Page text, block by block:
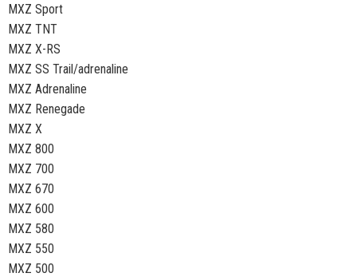
MXZ Sport
MXZ TNT
MXZ X-RS
MXZ SS Trail/adrenaline
MXZ Adrenaline
MXZ Renegade
MXZ X
MXZ 800
MXZ 700
MXZ 670
MXZ 600
MXZ 580
MXZ 550
MXZ 500